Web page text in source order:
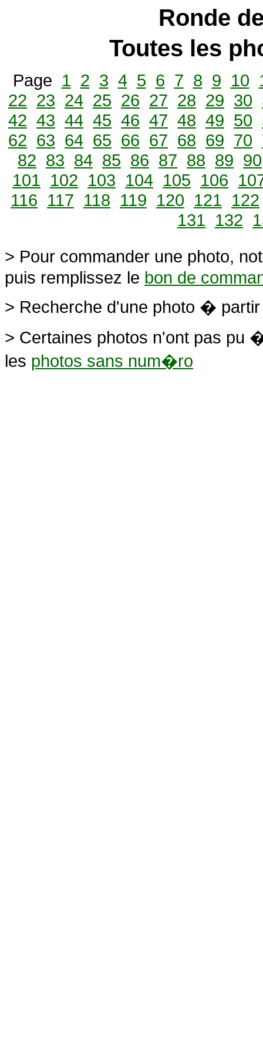
Ronde
Toutes les
Page 1 2 3 4 5 6 7 8 9 10
22 23 24 25 26 27 28 29 30
42 43 44 45 46 47 48 49 50
62 63 64 65 66 67 68 69 70
82 83 84 85 86 87 88 89 90
101 102 103 104 105 106
116 117 118 119 120 121 122
131 132
> Pour commander une photo,
puis remplissez le bon de
> Recherche d'une photo �
> Certaines photos n'ont pas
les photos sans num�ro